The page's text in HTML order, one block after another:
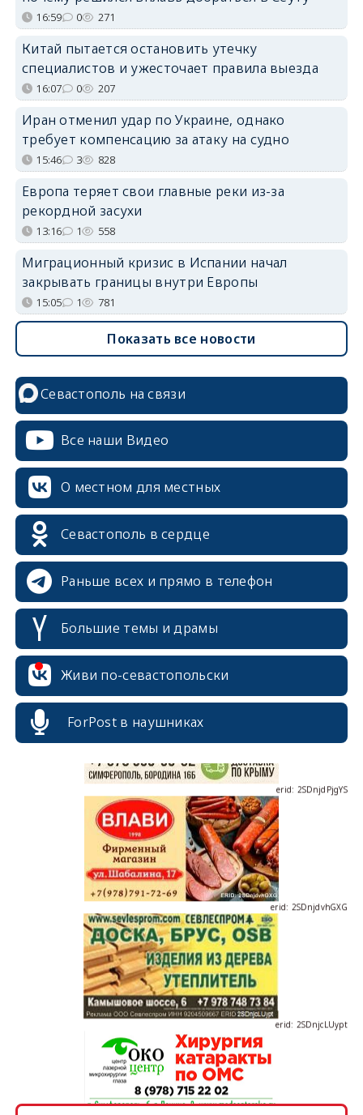
16:59 0 271
Китай пытается остановить утечку
специалистов и ужесточает правила выезда
16:07 0 207
Иран отменил удар по Украине, однако
требует компенсацию за атаку на судно
15:46 3 828
Европа теряет свои главные реки из-за
рекордной засухи
13:16 1 558
Миграционный кризис в Испании начал
закрывать границы внутри Европы
15:05 1 781
Показать все новости
Севастополь на связи
Все наши Видео
О местном для местных
Севастополь в сердце
Раньше всех и прямо в телефон
Большие темы и драмы
Живи по-севастопольски
ForPost в наушниках
erid: 2SDnjcrDNw6
erid: 2SDnjdPjgYS
erid: 2SDnjdvhGXG
erid: 2SDnjcLUypt